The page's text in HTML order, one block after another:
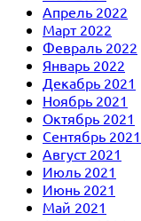
Апрель 2022
Март 2022
Февраль 2022
Январь 2022
Декабрь 2021
Ноябрь 2021
Октябрь 2021
Сентябрь 2021
Август 2021
Июль 2021
Июнь 2021
Май 2021